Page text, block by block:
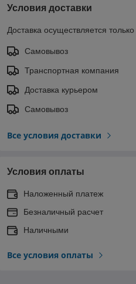
Условия доставки
Доставка осуществляется
Самовывоз
Транспортная компания
Доставка курьером
Самовывоз
Все условия доставки
Условия оплаты
Наложенный платеж
Безналичный расчет
Наличными
Все условия оплаты